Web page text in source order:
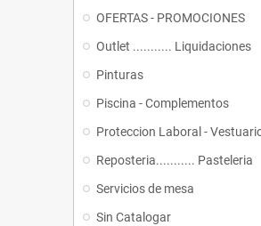
OFERTAS - PROMOCIONES
Outlet ........... Liquidaciones
Pinturas
Piscina - Complementos
Proteccion Laboral -
Reposteria........... Pasteleria
Servicios de mesa
Sin Catalogar